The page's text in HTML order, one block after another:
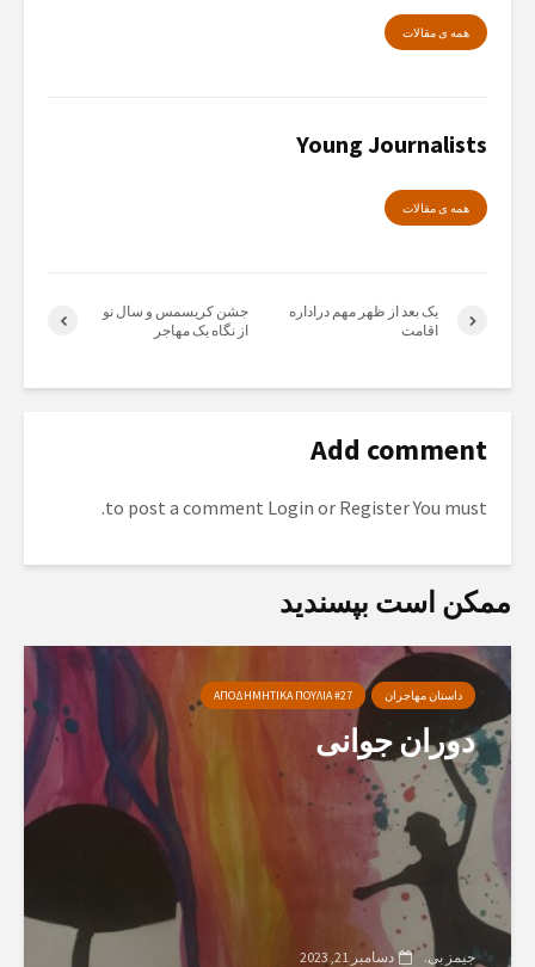
همە ی مقالات
Young Journalists
همە ی مقالات
جشن کریسمس و سال نو
از نگاه یک مهاجر
یک بعد از ظهر مهم دراداره
اقامت
Add comment
You must
Register
Login
ممکن است بپسندید
داستان مهاجران ΑΠΟΔΗΜΗΤΙΚΑ ΠΟΥΛΙΑ #27
دوران جوانی
جیمز بی. دسامبر 21, 2023